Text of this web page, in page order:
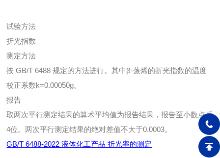
试验方法
折光指数
测定方法
按 GB/T 6488 规定的方法进行。其中β-蒎烯的折光指数的温度
校正系数k=0.00050g。
报告
取两次平行测定结果的算术平均值为报告结果，报告至小数点后
4位。两次平行测定结果的绝对差值不大于0.0003。
GB/T 6488-2022 液体化工产品 折光率的测定